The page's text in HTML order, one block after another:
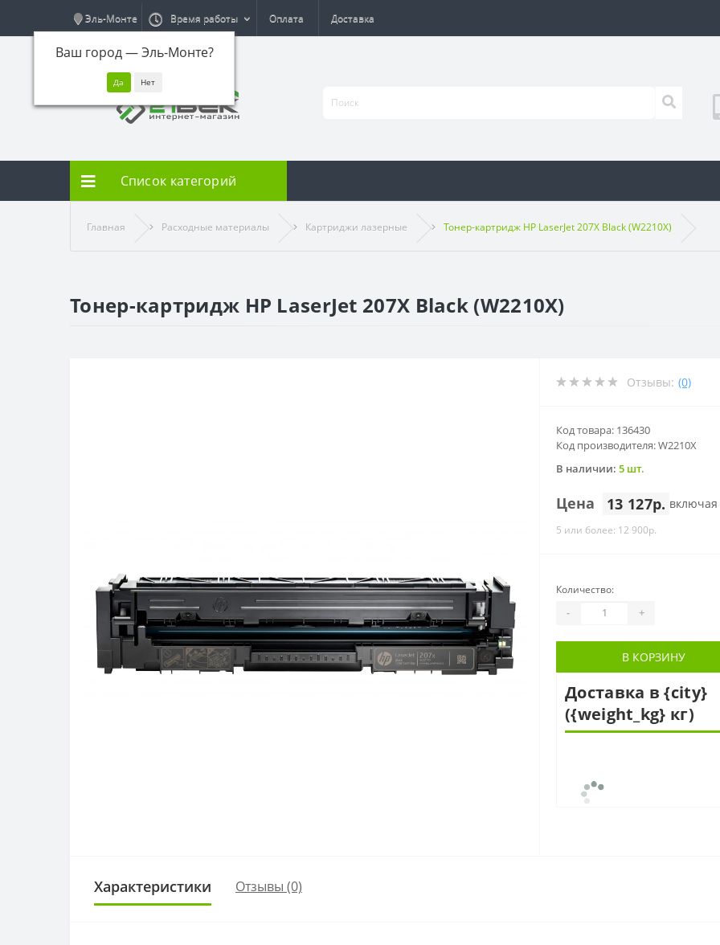
Эль-Монте
Ваш город —Эль-Монте?
Время работы Оплата Доставка
Список категорий
Главная Расходные материалы Картриджи лазерные Тонер-картридж HP LaserJet 207X Black (W2210X)
Тонер-картридж HP LaserJet 207X Black (W2210X)
Отзывы: (0)
Код товара: 136430
Код производителя: W2210X
В наличии: 5 шт.
Цена 13 127р.
5 или более: 12 900р.
Количество:
- +
В КОРЗИНУ
Доставка в {city}
({weight_kg} кг)
Характеристики Отзывы (0)